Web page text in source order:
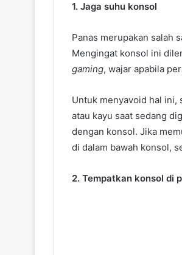
1. Jaga suhu konsol
Panas merupakan salah
Mengingat konsol ini
gaming, wajar apabila
Untuk menyavoid hal ini,
atau kayu saat sedang
dengan konsol. Jika
di dalam bawah konsol,
2. Tempatkan konsol di